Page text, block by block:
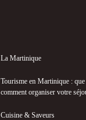
La Martinique
Tourisme en Martinique :
comment organiser votre
Cuisine & Saveurs